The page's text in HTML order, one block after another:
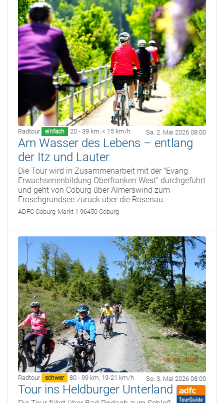
Radtour einfach 20 - 39 km, < 15 km/h Sa. 2. Mai 2026 08:00
Am Wasser des Lebens – entlang
der Itz und Lauter
Die Tour wird in Zusammenarbeit mit der "Evang.
Erwachsenenbildung Oberfranken West" durchgeführt
und geht von Coburg über Almerswind zum
Froschgrundsee zurück über die Rosenau.
ADFC Coburg Markt 1 96450 Coburg
Radtour schwer 80 - 99 km, 19-21 km/h So. 3. Mai 2026 08:00
Tour ins Heldburger Unterland